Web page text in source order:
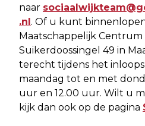
naar
.nl . Of u kunt binnenlopen
Maatschappelijk Centrum
Suikerdoossingel 49 in
terecht tijdens het
maandag tot en met
uur en 12.00 uur. Wilt u
kijk dan ook op de pagina